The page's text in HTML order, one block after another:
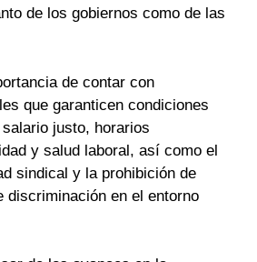
de los gobiernos como de las
de contar con
que garanticen condiciones
justo, horarios
y salud laboral, así como el
sindical y la prohibición de
discriminación en el entorno